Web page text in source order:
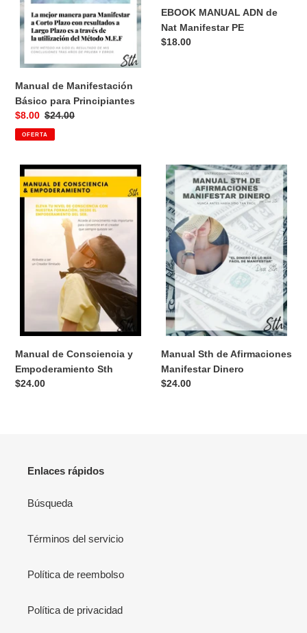
Manual de Manifestación
Básico para Principiantes
Precio
de
venta
$8.00 Precio
habitual
$24.00
OFERTA
EBOOK MANUAL ADN de
Nat Manifestar PE
Precio
$18.00
Manual
de
Consciencia
Empoderamiento
Manual de Consciencia y
Empoderamiento Sth
Precio
$24.00
Manual
Sth
de
Afirmaciones
Manifestar
Dinero
Manual Sth de Afirmaciones
Manifestar Dinero
Precio
$24.00
Enlaces rápidos
Búsqueda
Términos del servicio
Política de reembolso
Política de privacidad